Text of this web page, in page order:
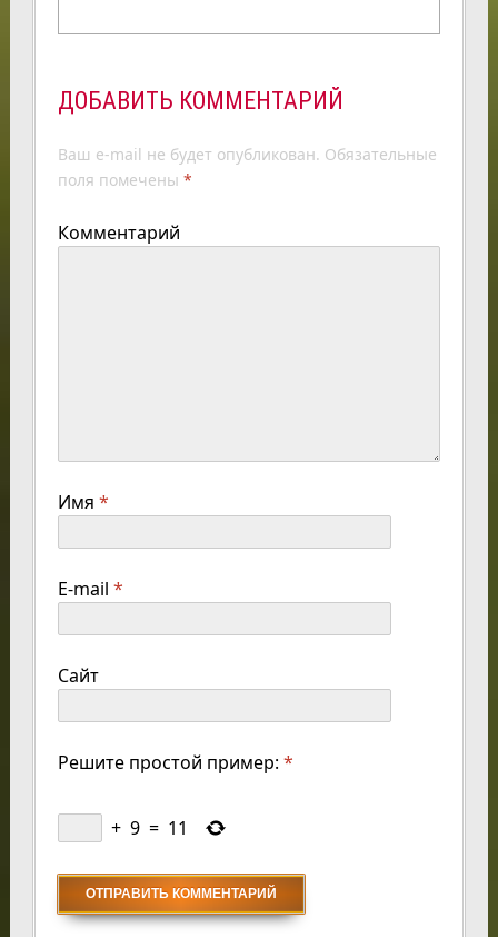
ДОБАВИТЬ КОММЕНТАРИЙ
Ваш e-mail не будет опубликован. Обязательные
поля помечены *
Комментарий
Имя *
E-mail *
Сайт
Решите простой пример: *
+ 9 = 11